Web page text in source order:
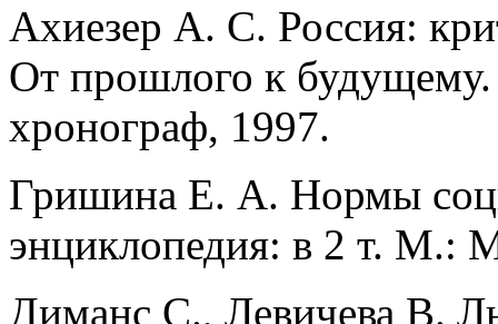
Ахиезер А. С. Россия:
От прошлого к
хронограф, 1997.
Гришина Е. А. Нормы
энциклопедия: в 2 т. М.:
Диманс С., Левичева В.